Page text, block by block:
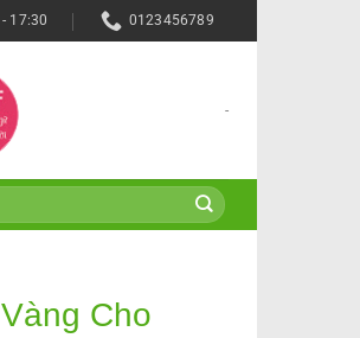
17:30 0123456789
-
Cho